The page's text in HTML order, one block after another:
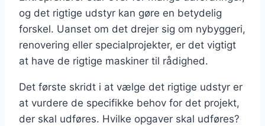
og det rigtige udstyr kan gøre en betydelig
forskel. Uanset om det drejer sig om nybyggeri,
renovering eller specialprojekter, er det vigtigt
at have de rigtige maskiner til rådighed.
Det første skridt i at vælge det rigtige udstyr er
at vurdere de specifikke behov for det projekt,
der skal udføres. Hvilke opgaver skal udføres?